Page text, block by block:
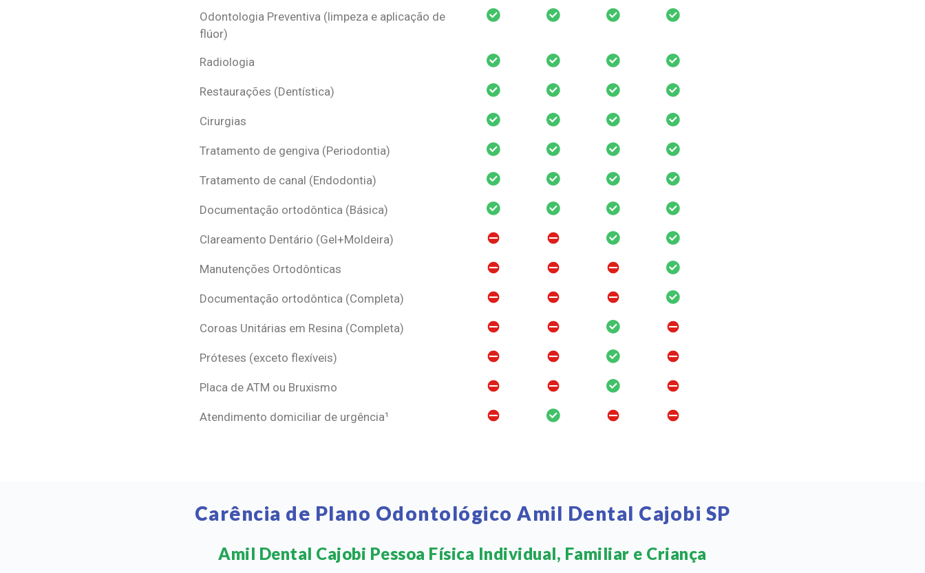
Odontologia Preventiva (limpeza e aplicação de
flúor)
Radiologia
Restaurações (Dentística)
Cirurgias
Tratamento de gengiva (Periodontia)
Tratamento de canal (Endodontia)
Documentação ortodôntica (Básica)
Clareamento Dentário (Gel+Moldeira)
Manutenções Ortodônticas
Documentação ortodôntica (Completa)
Coroas Unitárias em Resina (Completa)
Próteses (exceto flexíveis)
Placa de ATM ou Bruxismo
Atendimento domiciliar de urgência¹
Carência de Plano Odontológico Amil Dental Cajobi SP
Amil Dental Cajobi Pessoa Física Individual, Familiar e Criança​